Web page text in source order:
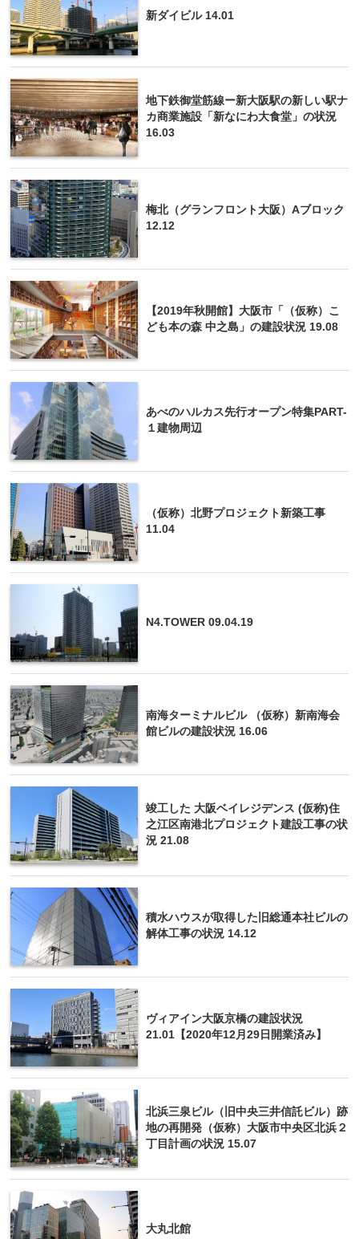
新ダイビル 14.01
地下鉄御堂筋線ー新大阪駅の新しい駅ナ
カ商業施設「新なにわ大食堂」の状況
16.03
梅北（グランフロント大阪）Aブロック
12.12
【2019年秋開館】大阪市「（仮称）こ
ども本の森 中之島」の建設状況 19.08
あべのハルカス先行オープン特集PART-
１建物周辺
（仮称）北野プロジェクト新築工事
11.04
N4.TOWER 09.04.19
南海ターミナルビル （仮称）新南海会
館ビルの建設状況 16.06
竣工した 大阪ベイレジデンス (仮称)住
之江区南港北プロジェクト建設工事の状
況 21.08
積水ハウスが取得した旧総通本社ビルの
解体工事の状況 14.12
ヴィアイン大阪京橋の建設状況
21.01【2020年12月29日開業済み】
北浜三泉ビル（旧中央三井信託ビル）跡
地の再開発（仮称）大阪市中央区北浜２
丁目計画の状況 15.07
大丸北館